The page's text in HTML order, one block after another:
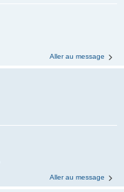
Aller au message
Aller au message